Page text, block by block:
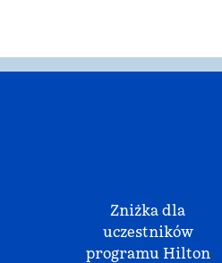
Zniżka dla
uczestników
programu Hilton